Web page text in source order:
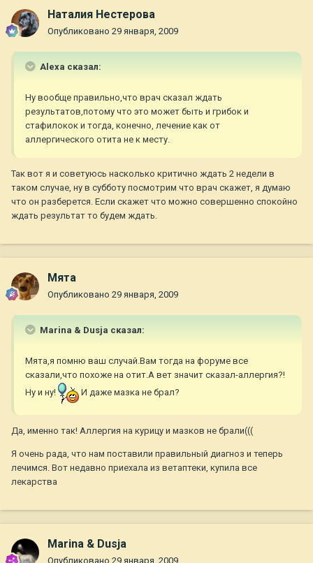
Наталия Нестерова
Опубликовано 29 января, 2009
Alexa сказал:
Ну вообще правильно,что врач сказал ждать
результатов,потому что это может быть и грибок и
стафилокок и тогда, конечно, лечение как от
аллергического отита не к месту.
Так вот я и советуюсь насколько критично ждать 2 недели в
таком случае, ну в субботу посмотрим что врач скажет, я думаю
что он разберется. Если скажет что можно совершенно спокойно
ждать результат то будем ждать.
Мята
Опубликовано 29 января, 2009
Marina & Dusja сказал:
Мята,я помню ваш случай.Вам тогда на форуме все
сказали,что похоже на отит.А вет значит сказал-аллергия?!
Ну и ну!
И даже мазка не брал?
Да, именно так! Аллергия на курицу и мазков не брали(((
Я очень рада, что нам поставили правильный диагноз и теперь
лечимся. Вот недавно приехала из ветаптеки, купила все
лекарства
Marina & Dusja
Опубликовано 29 января, 2009